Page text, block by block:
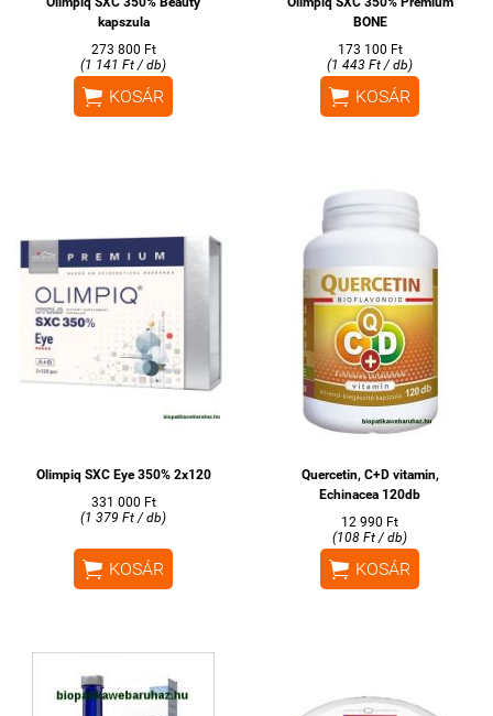
kapszula
273 800 Ft
(1 141 Ft / db)
 KOSÁR
BONE
173 100 Ft
(1 443 Ft / db)
 KOSÁR
Olimpiq SXC Eye 350% 2x120
331 000 Ft
(1 379 Ft / db)
 KOSÁR
Quercetin, C+D vitamin,
Echinacea 120db
12 990 Ft
(108 Ft / db)
 KOSÁR